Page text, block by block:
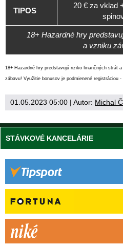
TIPOS
20 € za vklad
18+ Hazardné hry
a vzniku
18+ Hazardné hry predstavujú riziko finančných strát
zábavu! Využitie bonusov je podmienené registráciou -
01.05.2023 05:00 | Autor: Michal
STÁVKOVÉ KANCELÁRIE